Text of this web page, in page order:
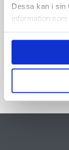
Dessa kan i sin
information